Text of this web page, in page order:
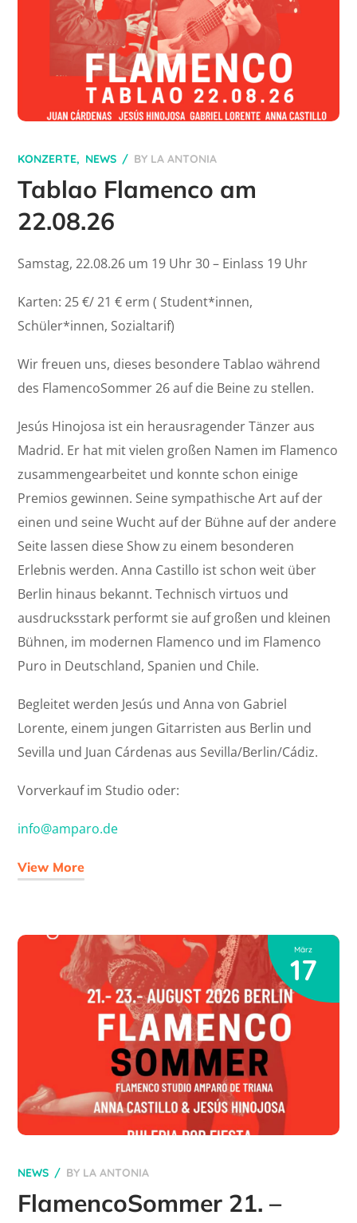
KONZERTE NEWS BY LA ANTONIA
Tablao Flamenco am
22.08.26
Samstag, 22.08.26 um 19 Uhr 30 – Einlass 19 Uhr
Karten: 25 €/ 21 € erm ( Student*innen,
Schüler*innen, Sozialtarif)
Wir freuen uns, dieses besondere Tablao während
des FlamencoSommer 26 auf die Beine zu stellen.
Jesús Hinojosa ist ein herausragender Tänzer aus
Madrid. Er hat mit vielen großen Namen im Flamenco
zusammengearbeitet und konnte schon einige
Premios gewinnen. Seine sympathische Art auf der
einen und seine Wucht auf der Bühne auf der andere
Seite lassen diese Show zu einem besonderen
Erlebnis werden. Anna Castillo ist schon weit über
Berlin hinaus bekannt. Technisch virtuos und
ausdrucksstark performt sie auf großen und kleinen
Bühnen, im modernen Flamenco und im Flamenco
Puro in Deutschland, Spanien und Chile.
Begleitet werden Jesús und Anna von Gabriel
Lorente, einem jungen Gitarristen aus Berlin und
Sevilla und Juan Cárdenas aus Sevilla/Berlin/Cádiz.
Vorverkauf im Studio oder:
info@amparo.de
View More
März
17
NEWS BY LA ANTONIA
FlamencoSommer 21. –